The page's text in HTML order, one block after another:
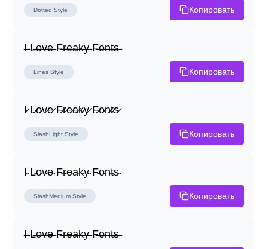
Dotted Style Копировать
I̶ L̶o̶v̶e̶ F̶r̶e̶a̶k̶y̶ F̶o̶n̶t̶s̶
Lines Style Копировать
I̷ L̷o̷v̷e̷ F̷r̷e̷a̷k̷y̷ F̷o̷n̷t̷s̷
SlashLight Style Копировать
I̴ L̴o̴v̴e̴ F̴r̴e̴a̴k̴y̴ F̴o̴n̴t̴s̴
SlashMedium Style Копировать
I̶ L̶o̶v̶e̶ F̶r̶e̶a̶k̶y̶ F̶o̶n̶t̶s̶